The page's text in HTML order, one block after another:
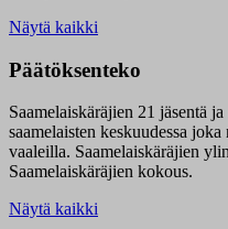
Näytä kaikki
Päätöksenteko
Saamelaiskäräjien 21 jäsentä
saamelaisten keskuudessa
vaaleilla. Saamelaiskäräjien
Saamelaiskäräjien kokous.
Näytä kaikki